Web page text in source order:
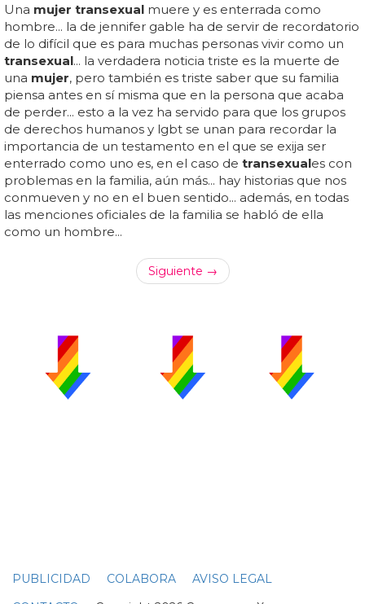
Una mujer transexual muere y es enterrada como
hombre... la de jennifer gable ha de servir de recordatorio
de lo difícil que es para muchas personas vivir como un
transexual... la verdadera noticia triste es la muerte de
una mujer, pero también es triste saber que su familia
piensa antes en sí misma que en la persona que acaba
de perder... esto a la vez ha servido para que los grupos
de derechos humanos y lgbt se unan para recordar la
importancia de un testamento en el que se exija ser
enterrado como uno es, en el caso de transexuales con
problemas en la familia, aún más... hay historias que nos
conmueven y no en el buen sentido... además, en todas
las menciones oficiales de la familia se habló de ella
como un hombre...
Siguiente →
PUBLICIDAD COLABORA
AVISO LEGAL